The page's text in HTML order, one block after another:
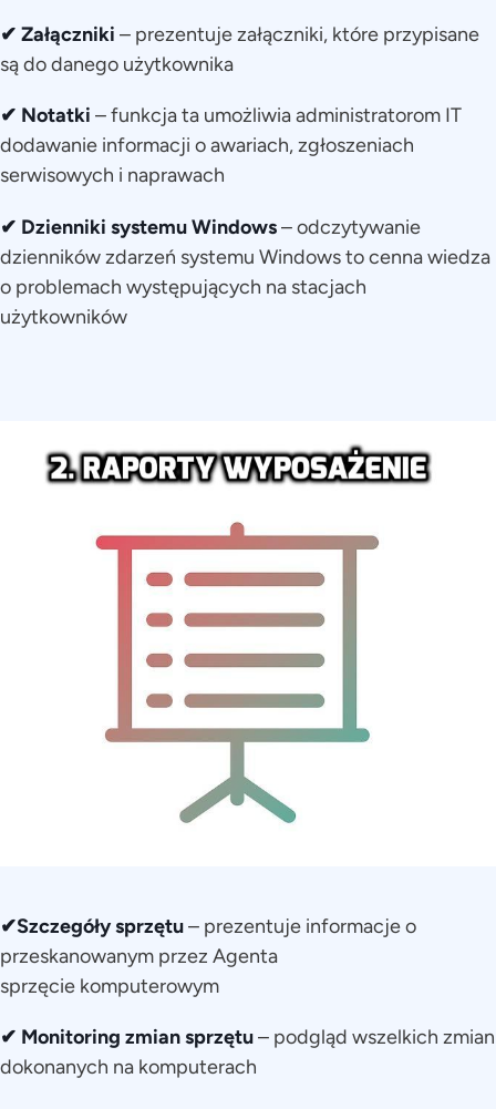
✔ Załączniki – prezentuje załączniki, które przypisane
są do danego użytkownika
✔ Notatki – funkcja ta umożliwia administratorom IT
dodawanie informacji o awariach, zgłoszeniach
serwisowych i naprawach
✔ Dzienniki systemu Windows– odczytywanie
dzienników zdarzeń systemu Windows to cenna wiedza
o problemach występujących na stacjach
użytkowników
✔Szczegóły sprzętu– prezentuje informacje o
przeskanowanym przez Agenta
sprzęcie komputerowym
✔ Monitoring zmian sprzętu– podgląd wszelkich zmian
dokonanych na komputerach